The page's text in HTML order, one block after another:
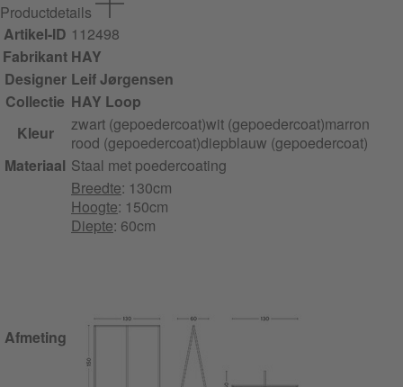
Productdetails
Artikel-ID 112498
Fabrikant HAY
Designer Leif Jørgensen
Collectie HAY Loop
Kleur
zwart (gepoedercoat)wit (gepoedercoat)marron
rood (gepoedercoat)diepblauw (gepoedercoat)
Materiaal Staal met poedercoating
Afmeting
Breedte: 130cm
Hoogte: 150cm
Diepte: 60cm